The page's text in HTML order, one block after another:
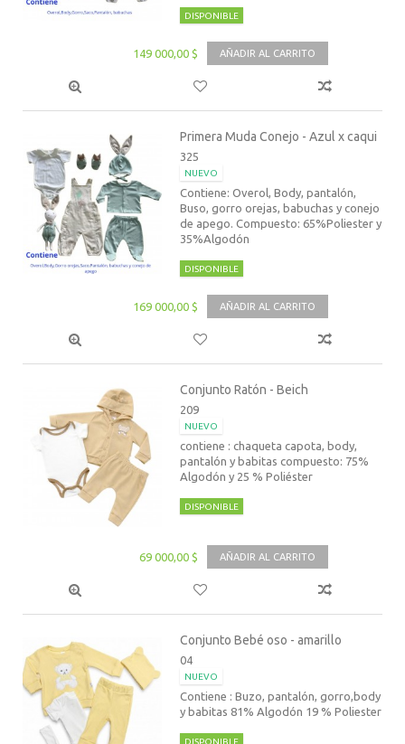
DISPONIBLE
149 000,00 $ AÑADIR AL CARRITO
Primera Muda Conejo - Azul x caqui
325
NUEVO
Contiene: Overol, Body, pantalón,
Buso, gorro orejas, babuchas y conejo
de apego. Compuesto: 65%Poliester y
35%Algodón
DISPONIBLE
169 000,00 $ AÑADIR AL CARRITO
Conjunto Ratón - Beich
209
NUEVO
contiene : chaqueta capota, body,
pantalón y babitas compuesto: 75%
Algodón y 25 % Poliéster
DISPONIBLE
69 000,00 $ AÑADIR AL CARRITO
Conjunto Bebé oso - amarillo
04
NUEVO
Contiene : Buzo, pantalón, gorro,body
y babitas 81% Algodón 19 % Poliester
DISPONIBLE